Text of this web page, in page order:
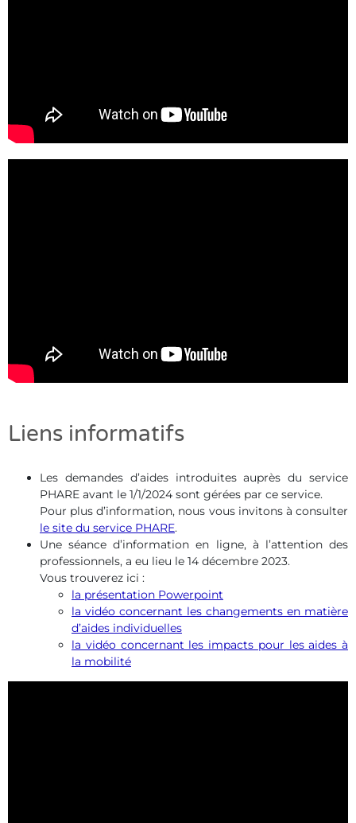
Liens informatifs
Les demandes d’aides introduites auprès du service
PHARE avant le 1/1/2024 sont gérées par ce service.
Pour plus d’information, nous vous invitons à consulter
le site du service PHARE.
Une séance d’information en ligne, à l’attention des
professionnels, a eu lieu le 14 décembre 2023.
Vous trouverez ici :
la présentation Powerpoint
la vidéo concernant les changements en matière
d’aides individuelles
la vidéo concernant les impacts pour les aides à
la mobilité